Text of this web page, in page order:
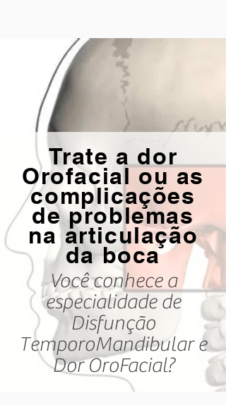
Trate a dor
Orofacial ou as
complicações
de problemas
na articulação
da boca
Você conhece a
especialidade de
Disfunção
TemporoMandibular e
Dor OroFacial?